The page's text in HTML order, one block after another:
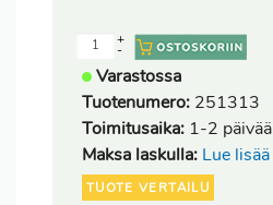
-
+
Varastossa
Tuotenumero: 251313
Toimitusaika: 1-2 päivää
Maksa laskulla: Lue lisää
TUOTE VERTAILU